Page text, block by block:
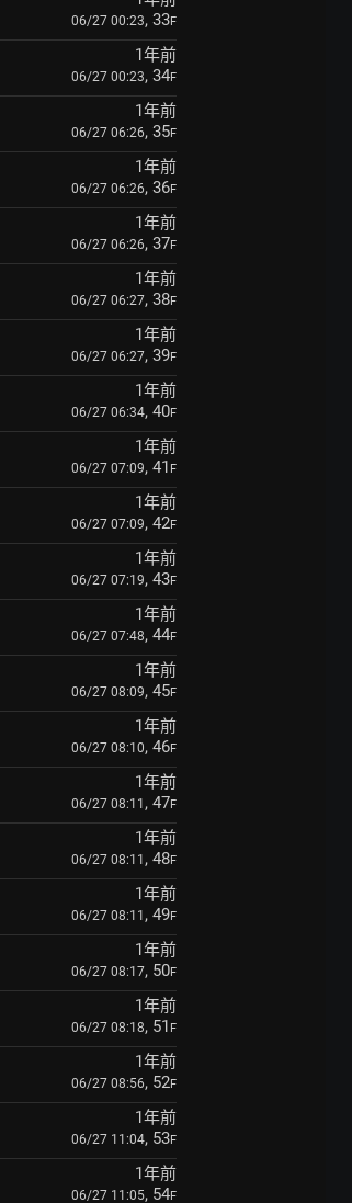
06/27 00:23, 33F
1年前
06/27 00:23, 34F
1年前
06/27 06:26, 35F
1年前
06/27 06:26, 36F
1年前
06/27 06:26, 37F
1年前
06/27 06:27, 38F
1年前
06/27 06:27, 39F
1年前
06/27 06:34, 40F
1年前
06/27 07:09, 41 F
1年前
06/27 07:09, 42F
1年前
06/27 07:19, 43F
1年前
06/27 07:48, 44F
1年前
06/27 08:09, 45F
1年前
06/27 08:10, 46F
1年前
06/27 08:11 , 47F
1年前
06/27 08:11 , 48F
1年前
06/27 08:11 , 49F
1年前
06/27 08:17, 50F
1年前
06/27 08:18, 51 F
1年前
06/27 08:56, 52F
1年前
06/27 11:04, 53F
1年前
06/27 11:05, 54F